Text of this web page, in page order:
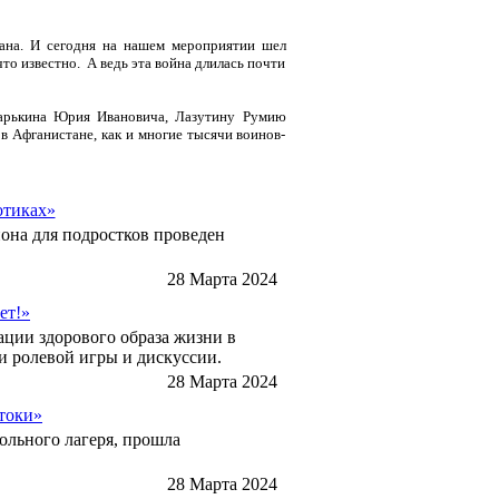
И сегодня на нашем мероприятии шел
известно. А ведь эта война длилась почти
Юрия Ивановича, Лазутину Румию
Афганистане, как и многие тысячи воинов-
для подростков проведен
28 Марта 2024
здорового образа жизни в
ролевой игры и дискуссии.
28 Марта 2024
лагеря, прошла
28 Марта 2024